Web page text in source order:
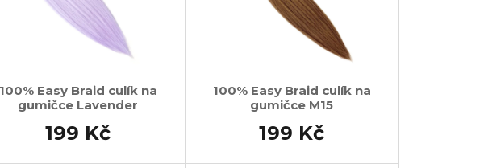
100% Easy Braid culík na
gumičce Lavender
199 Kč
100% Easy Braid culík na
gumičce M15
199 Kč